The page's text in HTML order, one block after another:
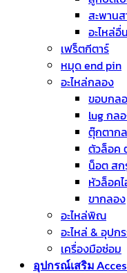
สะพาน
อะไหล่อื่
เฟร็ตกีตาร์
หมุด end pin
อะไหล่กลอง
ขอบกล
lug กล
ตุ๊กตาก
ตัวล็อค
น็อต สก
หัวล็อค
ขากลอง
อะไหล่พิณ
อะไหล่ & อุปก
เครื่องมือซ่อม
อุปกรณ์เสริม